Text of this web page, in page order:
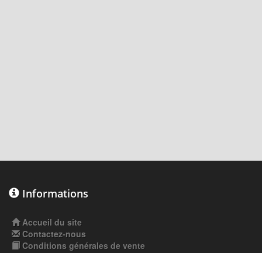
Informations
Accueil du site
Contactez-nous
Conditions générales de vente